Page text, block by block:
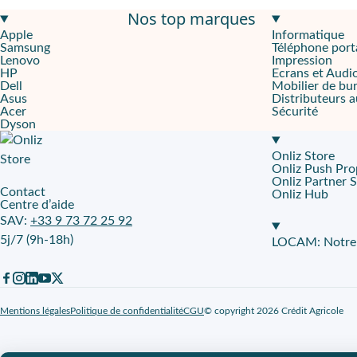
Écran IPS 12,1" 2560 x 1600 pour lire, annoter et travailler
256 Gopour garder cours, dossiers et médias hors connexion.
MediaTek Dimensity 6400 ,autonomie
Pensée pour les équipes terrain et les structures qui alternent
Confort visuel qui soutient le rythme
Pack Fnac Tablette tactile Lenovo Idea Tab Plus 12,1" 256
Un affichage lisible pour lire, former, présenter
La diagonale12,1" crée un espace utile pour afficher une page
Un format pensé pour l’usage quotidien, dedans comme dehors
Le châssis reste facile à transporter avec 0,53 kget0,62 cm
Nos top marques
Apple
Samsung
Lenovo
HP
Dell
Asus
Acer
Dyson
Informatique
Téléphone
Impression
Ecrans et
Mobilier de
Distributeurs
Sécurité
Contact
Centre d’aide
SAV: +33 9 73 72 25 92
5j/7 (9h-18h)
Onliz Store
Onliz Push
Onliz Partner
Onliz Hub
LOCAM:
Mentions légalesPolitique de confidentialitéCGU© copyright 2026 Crédit Agricole